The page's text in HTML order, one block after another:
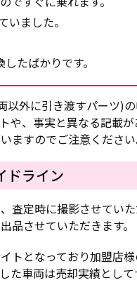
いました。
たばかりです。
外に引き渡すパーツ)
や、事実と異なる記載
ますのでご注意ください
ドライン
査定時に撮影させてい
品させていただきます。
トとなっており加盟店
た車両は売却実績とし